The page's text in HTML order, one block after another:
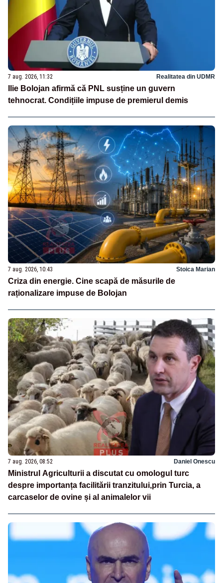
7 aug. 2026, 11:32 Realitatea din UDMR
Ilie Bolojan afirmă că PNL susține un guvern
tehnocrat. Condițiile impuse de premierul demis
7 aug. 2026, 10:43 Stoica Marian
Criza din energie. Cine scapă de măsurile de
raționalizare impuse de Bolojan
7 aug. 2026, 08:52 Daniel Onescu
Ministrul Agriculturii a discutat cu omologul turc
despre importanța facilitării tranzitului,prin Turcia, a
carcaselor de ovine și al animalelor vii